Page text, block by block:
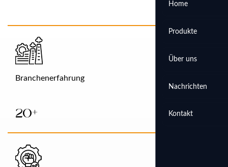
Home
Produkte
Über uns
Nachrichten
Kontakt
Branchenerfahrung
20+